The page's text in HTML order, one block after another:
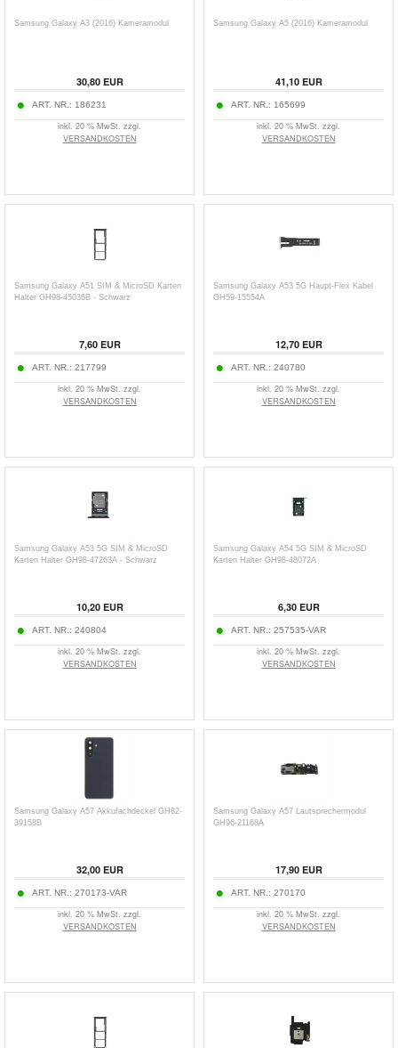
Samsung Galaxy A3 (2016) Kameramodul
30,80EUR
ART. NR.: 186231
inkl. 20 % MwSt. zzgl.
VERSANDKOSTEN
Samsung Galaxy A5 (2016) Kameramodul
41,10EUR
ART. NR.: 165699
inkl. 20 % MwSt. zzgl.
VERSANDKOSTEN
Samsung Galaxy A51 SIM & MicroSD Karten
Halter GH98-45036B - Schwarz
7,60EUR
ART. NR.: 217799
inkl. 20 % MwSt. zzgl.
VERSANDKOSTEN
Samsung Galaxy A53 5G Haupt-Flex Kabel
GH59-15554A
12,70EUR
ART. NR.: 240780
inkl. 20 % MwSt. zzgl.
VERSANDKOSTEN
Samsung Galaxy A53 5G SIM & MicroSD
Karten Halter GH98-47263A - Schwarz
10,20EUR
ART. NR.: 240804
inkl. 20 % MwSt. zzgl.
VERSANDKOSTEN
Samsung Galaxy A54 5G SIM & MicroSD
Karten Halter GH98-48072A
6,30EUR
ART. NR.: 257535-VAR
inkl. 20 % MwSt. zzgl.
VERSANDKOSTEN
Samsung Galaxy A57 Akkufachdeckel GH82-
39158B
32,00EUR
ART. NR.: 270173-VAR
inkl. 20 % MwSt. zzgl.
VERSANDKOSTEN
Samsung Galaxy A57 Lautsprechermodul
GH96-21168A
17,90EUR
ART. NR.: 270170
inkl. 20 % MwSt. zzgl.
VERSANDKOSTEN